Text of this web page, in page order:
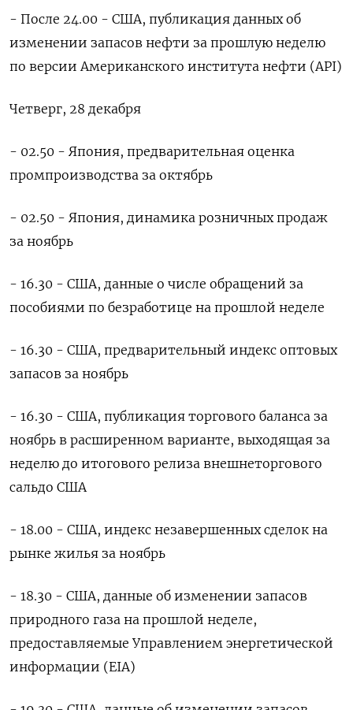
- После 24.00 - США, публикация данных об
изменении запасов нефти за прошлую неделю
по версии Американского института нефти (API)
Четверг, 28 декабря
- 02.50 - Япония, предварительная оценка
промпроизводства за октябрь
- 02.50 - Япония, динамика розничных продаж
за ноябрь
- 16.30 - США, данные о числе обращений за
пособиями по безработице на прошлой неделе
- 16.30 - США, предварительный индекс оптовых
запасов за ноябрь
- 16.30 - США, публикация торгового баланса за
ноябрь в расширенном варианте, выходящая за
неделю до итогового релиза внешнеторгового
сальдо США
- 18.00 - США, индекс незавершенных сделок на
рынке жилья за ноябрь
- 18.30 - США, данные об изменении запасов
природного газа на прошлой неделе,
предоставляемые Управлением энергетической
информации (EIA)